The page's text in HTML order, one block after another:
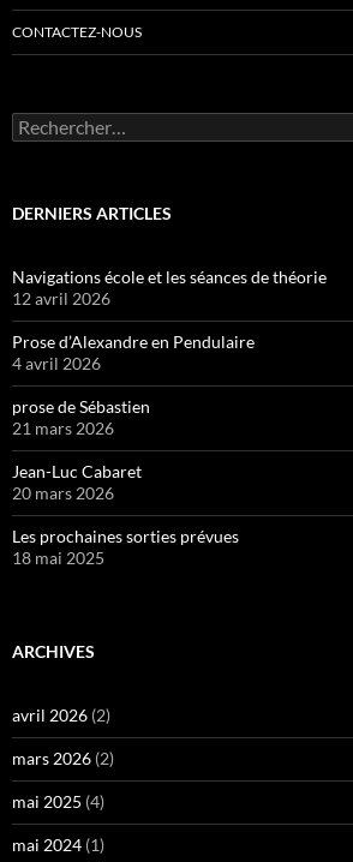
CONTACTEZ-NOUS
Rechercher :
DERNIERS ARTICLES
Navigations école et les séances de théorie
12 avril 2026
Prose d’Alexandre en Pendulaire
4 avril 2026
prose de Sébastien
21 mars 2026
Jean-Luc Cabaret
20 mars 2026
Les prochaines sorties prévues
18 mai 2025
ARCHIVES
avril 2026 (2)
mars 2026 (2)
mai 2025 (4)
mai 2024 (1)